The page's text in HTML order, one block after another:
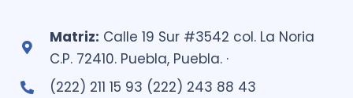
Matriz: Calle 19 Sur #3542 col. La Noria
C.P. 72410. Puebla, Puebla. ·
(222) 211 15 93 (222) 243 88 43